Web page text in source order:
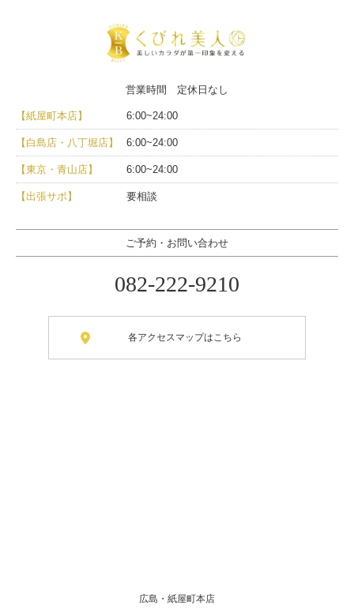
営業時間 定休日なし
【紙屋町本店】 6:00~24:00
【白島店・八丁堀店】 6:00~24:00
【東京・青山店】 6:00~24:00
【出張サポ】 要相談
ご予約・お問い合わせ
082-222-9210
各アクセスマップはこちら
広島・紙屋町本店